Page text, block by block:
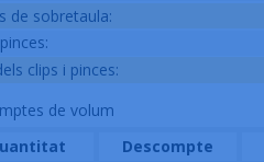
de sobretaula:
clips i pinces:
de volum
Descompte